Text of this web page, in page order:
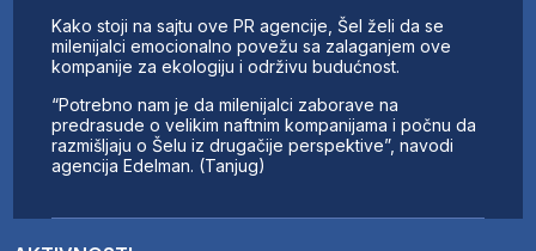
Kako stoji na sajtu ove PR agencije, Šel želi da se
milenijalci emocionalno povežu sa zalaganjem ove
kompanije za ekologiju i održivu budućnost.
“Potrebno nam je da milenijalci zaborave na
predrasude o velikim naftnim kompanijama i počnu da
razmišljaju o Šelu iz drugačije perspektive”, navodi
agencija Edelman. (Tanjug)